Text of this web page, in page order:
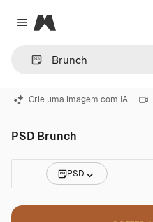
Close menu
Magnific
Crie uma imagem com IA
PSD Brunch
PSD